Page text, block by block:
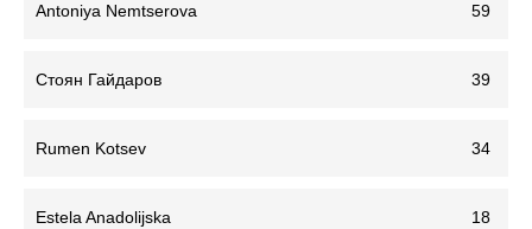
Antoniya Nemtserova 59
Стоян Гайдаров 39
Rumen Kotsev 34
Estela Anadolijska 18